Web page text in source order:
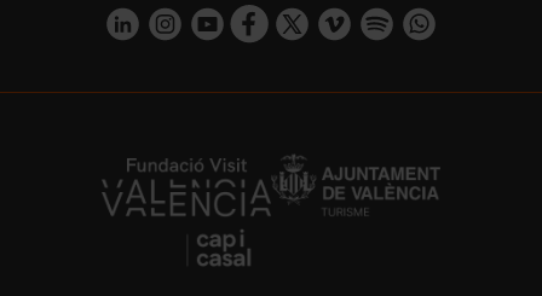
https://www.linkedin.com/company/turismo-valencia/mycompany/
https://www.instagram.com/visit_valencia/
https://www.youtube.com/user/
https://www.facebook.com/
https://twitter.com/
https://vimeo.com/
https://https://api.whatsapp.com/
https://fundacion.visitvalencia.com/